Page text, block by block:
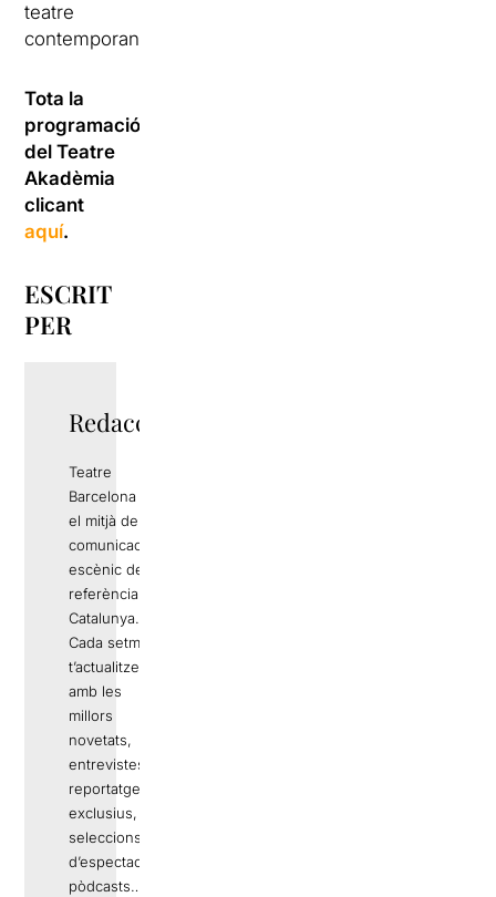
teatre
contemporani.
Tota la
programació
del Teatre
Akadèmia
clicant
aquí.
ESCRIT
PER
Redacció
Teatre
Barcelona és
el mitjà de
comunicació
escènic de
referència a
Catalunya.
Cada setmana
t’actualitzem
amb les
millors
novetats,
entrevistes,
reportatges
exclusius,
seleccions
d’espectacles,
pòdcasts… No